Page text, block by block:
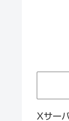
Xサー